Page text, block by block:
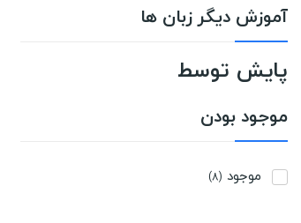
آموزش دیگر زبان ها
پایش توسط
موجود بودن
موجود (8)